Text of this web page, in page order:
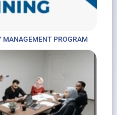
MANAGEMENT PROGRAM